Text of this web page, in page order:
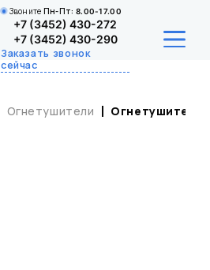
Звоните Пн-Пт: 8.00-17.00
+7 (3452) 430-272
+7 (3452) 430-290
Заказать звонок
сейчас
Огнетушители Огнетушитель